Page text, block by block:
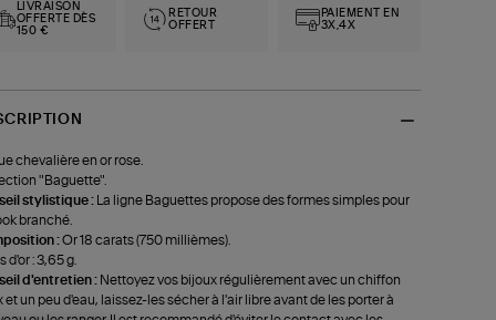
LIVRAISON
OFFERTE DÈS
150 €
RETOUR
OFFERT
PAIEMENT EN
3X,4X
chevalière en or rose.
"Baguette".
stylistique :
La ligne Baguettes propose des formes simples pour
branché.
:Or 18 carats (750 millièmes).
d'or : 3,65 g.
d'entretien : Nettoyez vos bijoux régulièrement avec un chiffon
et un peu d'eau, laissez-les sécher à l'air libre avant de les porter à